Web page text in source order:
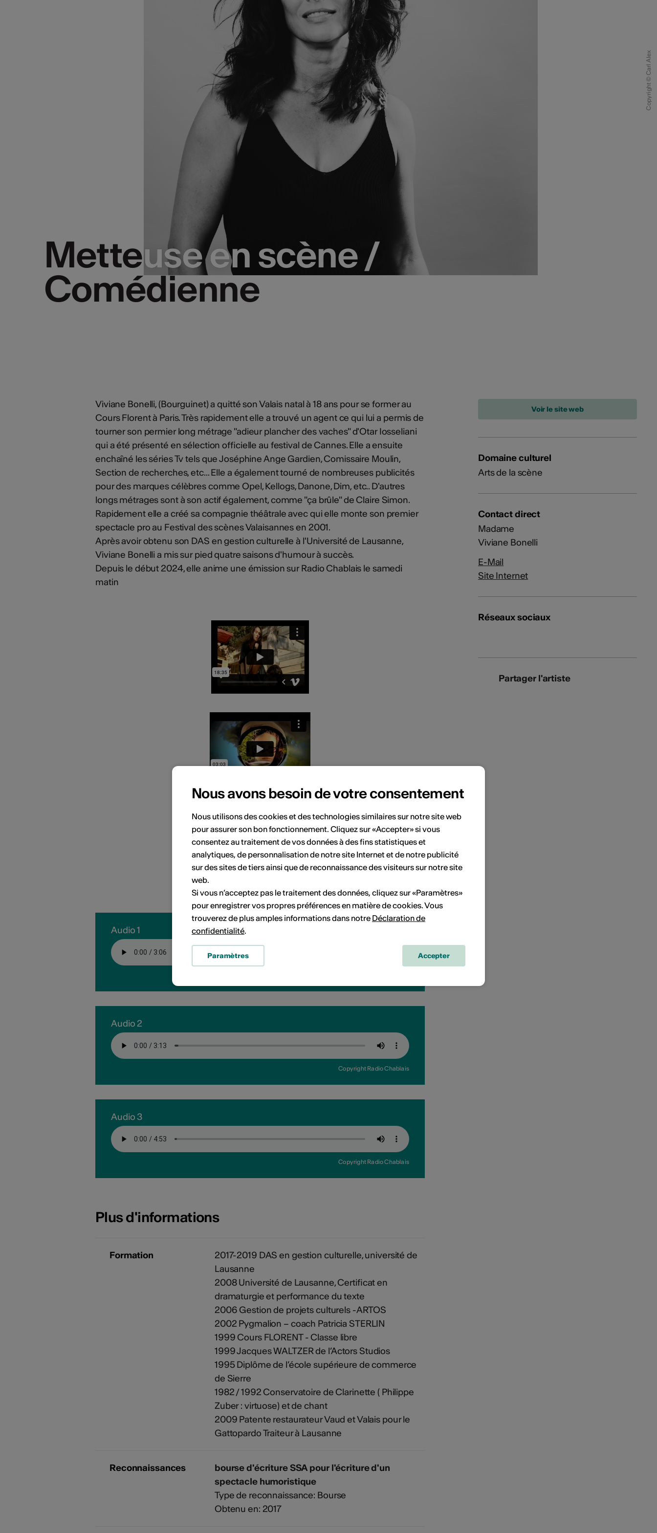
Metteuse en scène /
Comédienne
Copyright © Carl Alex
Metteuse en scène /
Comédienne
Viviane Bonelli, (Bourguinet) a quitté son Valais natal à 18 ans pour se former au
Cours Florent à Paris. Très rapidement elle a trouvé un agent ce qui lui a permis de
tourner son permier long métrage "adieur plancher des vaches" d'Otar Iosseliani
qui a été présenté en sélection officielle au festival de Cannes. Elle a ensuite
enchaîné les séries Tv tels que Joséphine Ange Gardien, Comissaire Moulin,
Section de recherches, etc... Elle a également tourné de nombreuses publicités
pour des marques célèbres comme Opel, Kellogs, Danone, Dim, etc.. D'autres
longs métrages sont à son actif également, comme "ça brûle" de Claire Simon.
Rapidement elle a créé sa compagnie théâtrale avec qui elle monte son premier
spectacle pro au Festival des scènes Valaisannes en 2001.
Après avoir obtenu son DAS en gestion culturelle à l'Université de Lausanne,
Viviane Bonelli a mis sur pied quatre saisons d'humour à succès.
Depuis le début 2024, elle anime une émission sur Radio Chablais le samedi
matin
Audio 1
Audio 2
Copyright Radio Chablais
Audio 3
Copyright Radio Chablais
Plus d'informations
Formation
2017-2019 DAS en gestion culturelle, université de
Lausanne
2008 Université de Lausanne, Certificat en
dramaturgie et performance du texte
2006 Gestion de projets culturels -ARTOS
2002 Pygmalion – coach Patricia STERLIN
1999 Cours FLORENT - Classe libre
1999 Jacques WALTZER de l’Actors Studios
1995 Diplôme de l’école supérieure de commerce
de Sierre
1982 / 1992 Conservatoire de Clarinette ( Philippe
Zuber : virtuose) et de chant
2009 Patente restaurateur Vaud et Valais pour le
Gattopardo Traiteur à Lausanne
Reconnaissances
bourse d'écriture SSA pour l'écriture d'un
spectacle humoristique
Type de reconnaissance: Bourse
Obtenu en: 2017
Domaine culturel
Arts de la scène
Contact direct
Madame
Viviane Bonelli
E-Mail
Site Internet
Réseaux sociaux
Partager l'artiste
Nous avons besoin de votre consentement
Nous utilisons des cookies et des technologies similaires sur notre site web
pour assurer son bon fonctionnement. Cliquez sur «Accepter» si vous
consentez au traitement de vos données à des fins statistiques et
analytiques, de personnalisation de notre site Internet et de notre publicité
sur des sites de tiers ainsi que de reconnaissance des visiteurs sur notre site
web.
Si vous n’acceptez pas le traitement des données, cliquez sur «Paramètres»
pour enregistrer vos propres préférences en matière de cookies. Vous
trouverez de plus amples informations dans notre Déclaration de
confidentialité.
Paramètres Accepter